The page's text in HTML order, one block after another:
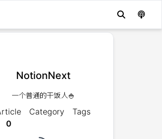
NotionNext
一个普通的干饭人🍚
0
Category Tags